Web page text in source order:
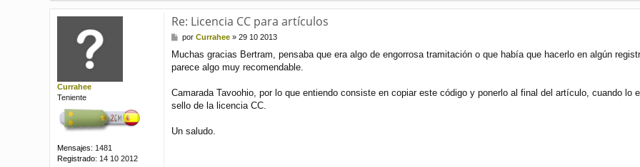
Currahee
Teniente
Mensajes: 1481
Registrado: 14 10 2012
Re: Licencia CC para artículos
M
n
s
j
e
porCurrahee »29 10 2013
Muchas gracias Bertram, pensaba que era algo de engorrosa tramitación o que había que hacerlo en algún
parece algo muy recomendable.
Camarada Tavoohio, por lo que entiendo consiste en copiar este código y ponerlo al final del artículo, cuando lo
sello de la licencia CC.
Un saludo.